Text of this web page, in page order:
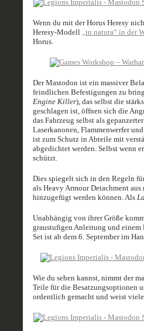
Wenn du mit der Horus Heresy
Heresy-Modell „in natura“ in der
Horus.
Der Mastodon ist ein massiver
feindlichen Befestigungen zu
Engine Killer), das selbst die
geschlagen ist, öffnen sich die
das Fahrzeug selbst als
Laserkanonen, Flammenwerfer
ist zum Schutz in Abteile mit
abgedichtet werden. Selbst wenn
schützt.
Dies spiegelt sich in den Regeln
als Heavy Armour Detachment
hinzugefügt werden können. Als
Unabhängig von ihrer Größe
graustufigen Anleitung und einem
Set ist ab dem 6. September im
Wie du sehen kannst, nimmt der
Teile für die Besatzungsoptionen
ordentlich gemacht und weist